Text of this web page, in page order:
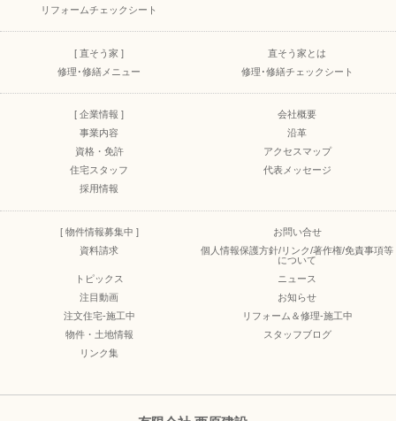
リフォームチェックシート
[ 直そう家 ]
直そう家とは
修理･修繕メニュー
修理･修繕チェックシート
[ 企業情報 ]
会社概要
事業内容
沿革
資格・免許
アクセスマップ
住宅スタッフ
代表メッセージ
採用情報
[ 物件情報募集中 ]
お問い合せ
資料請求
個人情報保護方針/リンク/著作権/免責事項等
について
トピックス
ニュース
注目動画
お知らせ
注文住宅-施工中
リフォーム＆修理-施工中
物件・土地情報
スタッフブログ
リンク集